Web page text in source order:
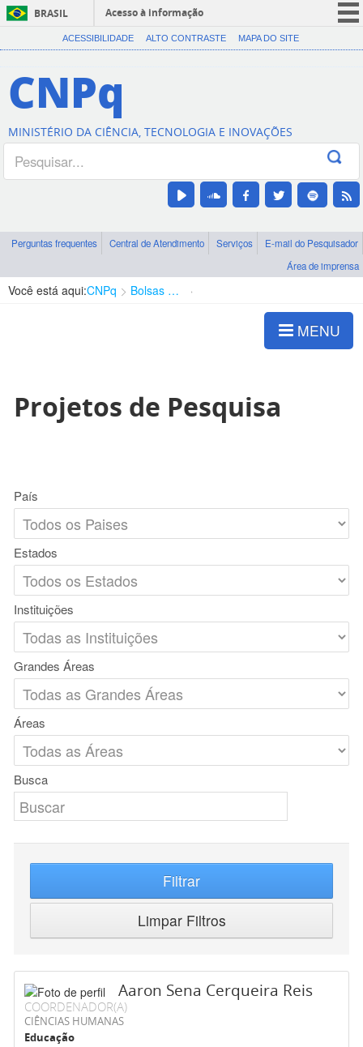
BRASIL
Acesso à informação
CORONAVÍRUS (COVID-19)
Canais
ACESSIBILIDADE ALTO CONTRASTE MAPA DO SITE
CNPq
MINISTÉRIO DA CIÊNCIA, TECNOLOGIA E INOVAÇÕES
Perguntas frequentes Central de Atendimento Serviços
E-mail do Pesquisador
Área de imprensa
Você está aqui:CNPq Bolsas e Auxílios Vigentes
MENU
Projetos de Pesquisa
País
Estados
Instituições
Grandes Áreas
Áreas
Busca
Filtrar
Limpar Filtros
Aaron Sena Cerqueira Reis
COORDENADOR(A)
CIÊNCIAS HUMANAS
Educação